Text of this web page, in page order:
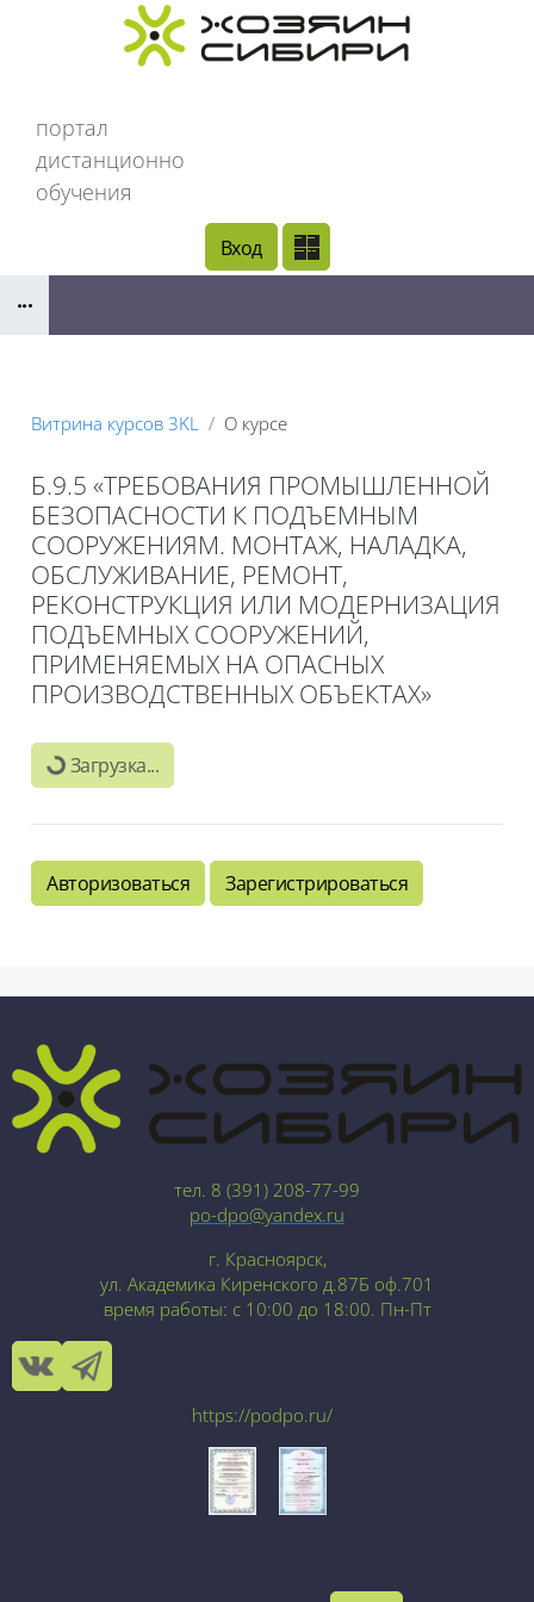
Перейти к основному содержанию
портал
дистанционно
обучения
Вход
Витрина курсов 3KL О курсе
Б.9.5 «ТРЕБОВАНИЯ ПРОМЫШЛЕННОЙ
БЕЗОПАСНОСТИ К ПОДЪЕМНЫМ
СООРУЖЕНИЯМ. МОНТАЖ, НАЛАДКА,
ОБСЛУЖИВАНИЕ, РЕМОНТ,
РЕКОНСТРУКЦИЯ ИЛИ МОДЕРНИЗАЦИЯ
ПОДЪЕМНЫХ СООРУЖЕНИЙ,
ПРИМЕНЯЕМЫХ НА ОПАСНЫХ
ПРОИЗВОДСТВЕННЫХ ОБЪЕКТАХ»
Блоки
Загрузка...
Авторизоваться Зарегистрироваться
тел. 8 (391) 208-77-99
po-dpo@yandex.ru
г. Красноярск,
ул. Академика Киренского д.87Б оф.701
время работы: с 10:00 до 18:00. Пн-Пт
https://podpo.ru/